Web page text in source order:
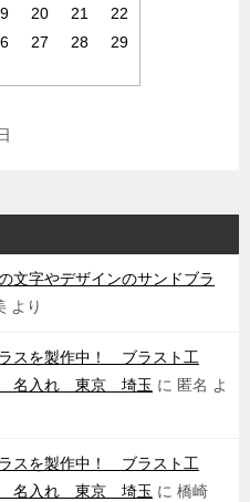
20 21
22
27 28
29
文字やデザインのサンドブラ
より
スを製作中！ ブラスト工
名入れ 東京 埼玉 に 匿名 よ
スを製作中！ ブラスト工
名入れ 東京 埼玉 に 橋崎